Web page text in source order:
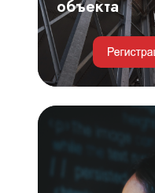
объекта
Средства
коллективной